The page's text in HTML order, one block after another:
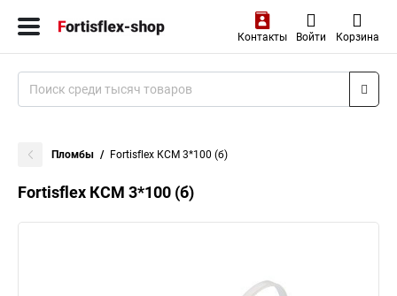
Контакты Войти Корзина
Пломбы Fortisflex КСМ 3*100 (б)
Fortisflex КСМ 3*100 (б)